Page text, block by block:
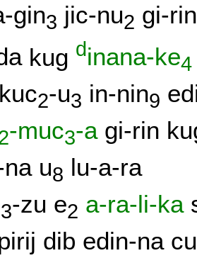
gin3 jic-nu2 gi-
kug dinana-ke4
kuc2-u3 in-nin9
-muc3-a gi-rin
u8 lu-a-ra
3-zu e2 a-ra-li-ka
dib edin-na